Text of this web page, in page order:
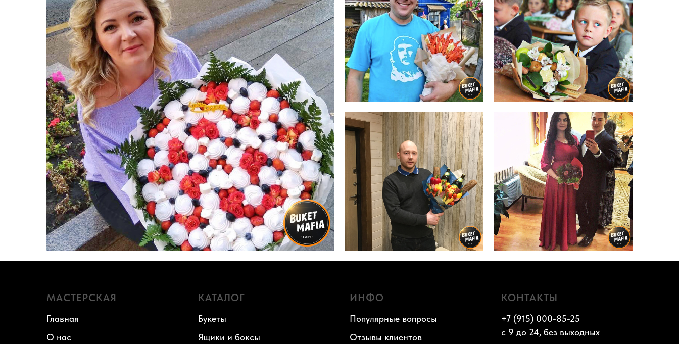
МАСТЕРСКАЯ
Главная
О нас
КАТАЛОГ
Букеты
Ящики и боксы
ИНФО
Популярные вопросы
Отзывы клиентов
КОНТАКТЫ
+7 (915) 000-85-25
с 9 до 24, без выходных